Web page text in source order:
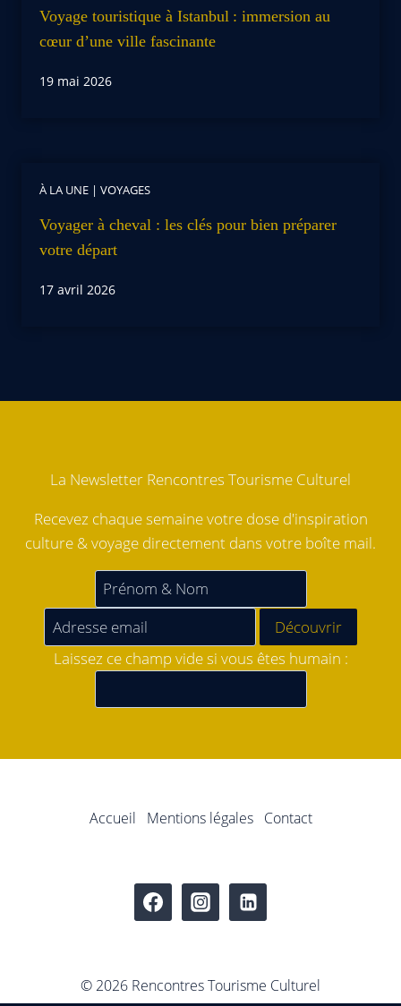
Voyage touristique à Istanbul : immersion au
cœur d’une ville fascinante
19 mai 2026
À LA UNE | VOYAGES
Voyager à cheval : les clés pour bien préparer
votre départ
17 avril 2026
La Newsletter Rencontres Tourisme Culturel
Recevez chaque semaine votre dose d'inspiration
culture & voyage directement dans votre boîte mail.
Laissez ce champ vide si vous êtes humain :
Accueil Mentions légales Contact
© 2026 Rencontres Tourisme Culturel